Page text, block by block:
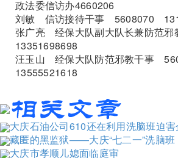
政法委信访办4660206
刘敏 信访接待干事 5608070
张广亮 经保大队副大队长兼防范
13351698698
汪玉山 经保大队防范邪教干事
13555521618
大庆石油公司610还在利用洗脑班迫
藏匿的黑监狱——大庆“七二一”洗脑班
大庆市孝顺儿媳面临庭审